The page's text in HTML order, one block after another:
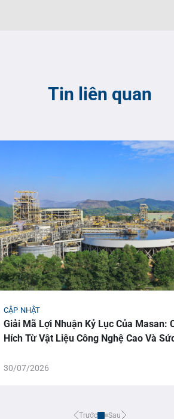
Tin liên quan
CẬP NHẬT
Giải Mã Lợi Nhuận Kỷ Lục Của Masan:
Hích Từ Vật Liệu Công Nghệ Cao Và
30/07/2026
Trước Sau